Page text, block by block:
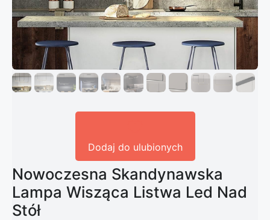
Dodaj do ulubionych
Nowoczesna Skandynawska
Lampa Wisząca Listwa Led Nad
Stół